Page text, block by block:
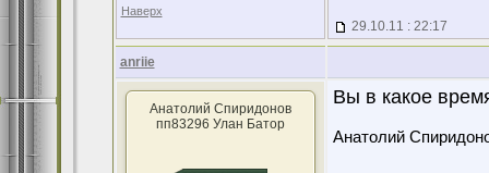
Наверх
29.10.11 : 22:17
anriie
Анатолий Спиридонов
пп83296 Улан Батор
Вы в какое
Анатолий